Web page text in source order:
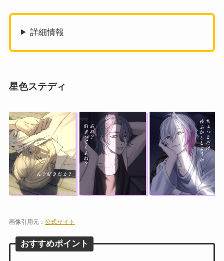
詳細情報
星色ステディ
画像引用元： 公式サイト
おすすめポイント